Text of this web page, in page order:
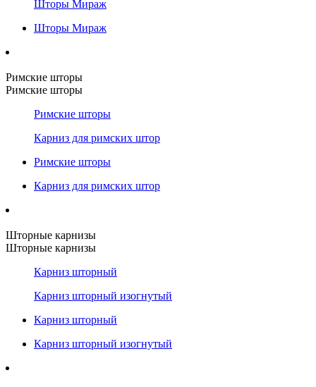
Шторы Мираж
Шторы Мираж
Римские шторы
Римские шторы
Римские шторы
Карниз для римских штор
Римские шторы
Карниз для римских штор
Шторные карнизы
Шторные карнизы
Карниз шторный
Карниз шторный изогнутый
Карниз шторный
Карниз шторный изогнутый